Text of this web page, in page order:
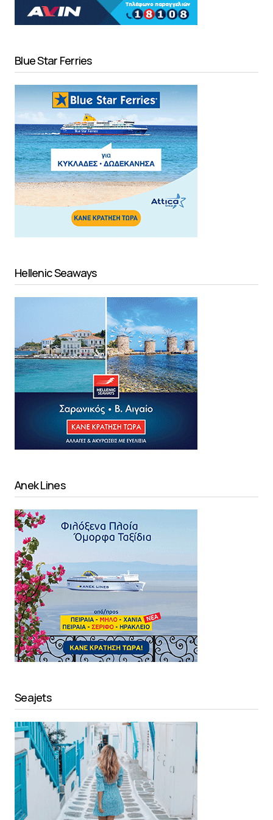
Blue Star Ferries
Hellenic Seaways
Anek Lines
Seajets